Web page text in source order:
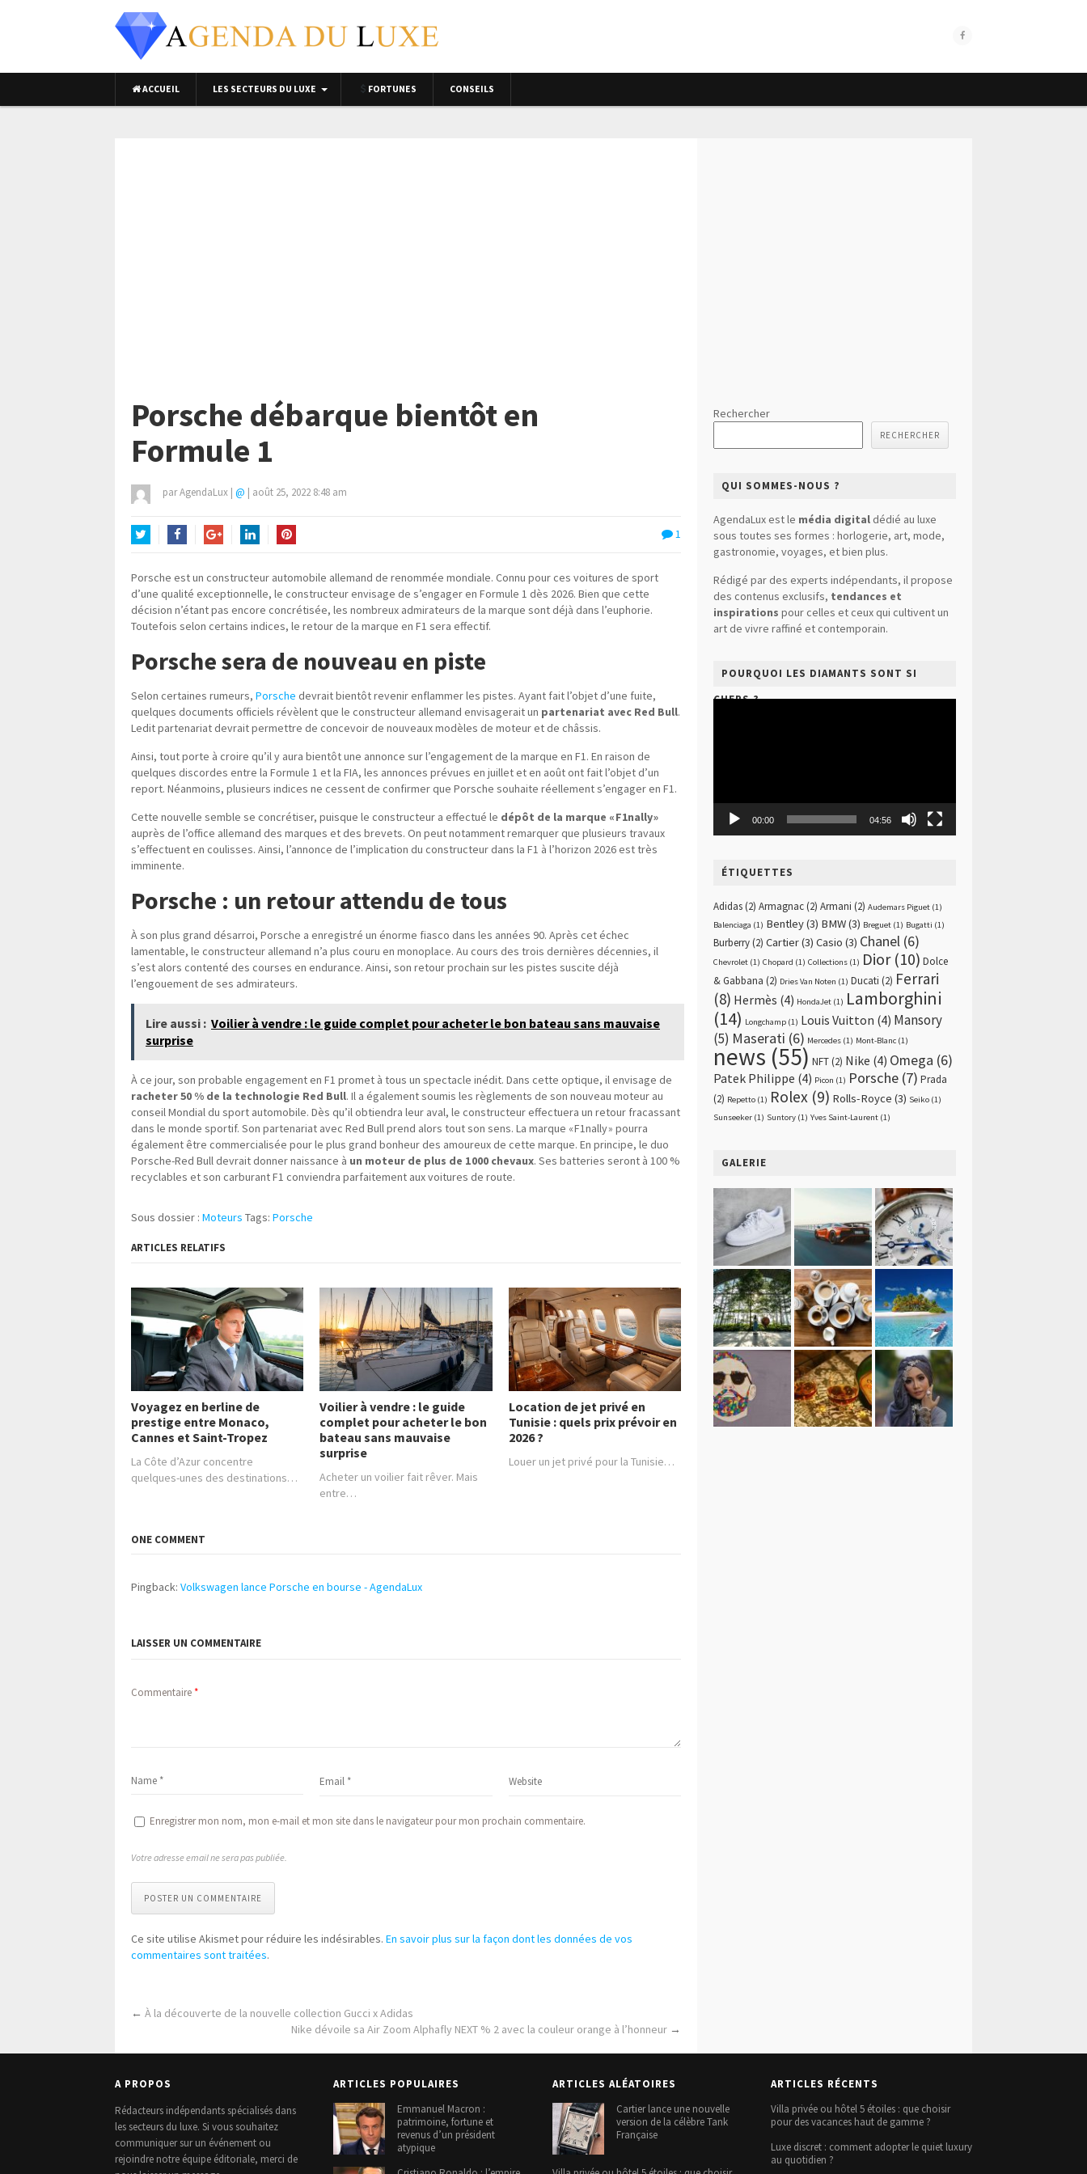
ACCUEIL LES SECTEURS DU LUXE FORTUNES CONSEILS
Porsche débarque bientôt en
Formule 1
parAgendaLux | @ | août 25, 2022 8:48 am
1
Porsche est un constructeur automobile allemand de renommée mondiale. Connu pour ces voitures de sport
d’une qualité exceptionnelle, le constructeur envisage de s’engager en Formule 1 dès 2026. Bien que cette
décision n’étant pas encore concrétisée, les nombreux admirateurs de la marque sont déjà dans l’euphorie.
Toutefois selon certains indices, le retour de la marque en F1 sera effectif.
Porsche sera de nouveau en piste
Selon certaines rumeurs, Porsche devrait bientôt revenir enflammer les pistes. Ayant fait l’objet d’une fuite,
quelques documents officiels révèlent que le constructeur allemand envisagerait un partenariat avec Red Bull.
Ledit partenariat devrait permettre de concevoir de nouveaux modèles de moteur et de châssis.
Ainsi, tout porte à croire qu’il y aura bientôt une annonce sur l’engagement de la marque en F1. En raison de
quelques discordes entre la Formule 1 et la FIA, les annonces prévues en juillet et en août ont fait l’objet d’un
report. Néanmoins, plusieurs indices ne cessent de confirmer que Porsche souhaite réellement s’engager en F1.
Cette nouvelle semble se concrétiser, puisque le constructeur a effectué le dépôt de la marque « F1nally »
auprès de l’office allemand des marques et des brevets. On peut notamment remarquer que plusieurs travaux
s’effectuent en coulisses. Ainsi, l’annonce de l’implication du constructeur dans la F1 à l’horizon 2026 est très
imminente.
Porsche : un retour attendu de tous
À son plus grand désarroi, Porsche a enregistré un énorme fiasco dans les années 90. Après cet échec
lamentable, le constructeur allemand n’a plus couru en monoplace. Au cours des trois dernières décennies, il
s’est alors contenté des courses en endurance. Ainsi, son retour prochain sur les pistes suscite déjà
l’engouement de ses admirateurs.
Lire aussi : Voilier à vendre : le guide complet pour acheter le bon bateau sans mauvaise
surprise
À ce jour, son probable engagement en F1 promet à tous un spectacle inédit. Dans cette optique, il envisage de
racheter 50 % de la technologie Red Bull. Il a également soumis les règlements de son nouveau moteur au
conseil Mondial du sport automobile. Dès qu’il obtiendra leur aval, le constructeur effectuera un retour fracassant
dans le monde sportif. Son partenariat avec Red Bull prend alors tout son sens. La marque « F1nally » pourra
également être commercialisée pour le plus grand bonheur des amoureux de cette marque. En principe, le duo
Porsche-Red Bull devrait donner naissance à un moteur de plus de 1 000 chevaux. Ses batteries seront à 100 %
recyclables et son carburant F1 conviendra parfaitement aux voitures de route.
Sous dossier : Moteurs Tags: Porsche
ARTICLES RELATIFS
Voyagez en berline de
prestige entre Monaco,
Cannes et Saint-Tropez
La Côte d’Azur concentre
quelques-unes des destinations…
Voilier à vendre : le guide
complet pour acheter le bon
bateau sans mauvaise
surprise
Acheter un voilier fait rêver. Mais
entre…
Location de jet privé en
Tunisie : quels prix prévoir en
2026 ?
Louer un jet privé pour la Tunisie…
ONE COMMENT
Pingback: Volkswagen lance Porsche en bourse - AgendaLux
LAISSER UN COMMENTAIRE
Commentaire*
Enregistrer mon nom, mon e-mail et mon site dans le navigateur pour mon prochain commentaire.
Votre adresse email ne sera pas publiée.
POSTER UN COMMENTAIRE
Ce site utilise Akismet pour réduire les indésirables. En savoir plus sur la façon dont les données de vos
commentaires sont traitées.
← À la découverte de la nouvelle collection Gucci x Adidas
Nike dévoile sa Air Zoom Alphafly NEXT % 2 avec la couleur orange à l’honneur →
Rechercher
RECHERCHER
QUI SOMMES-NOUS ?
AgendaLux est le média digital dédié au luxe
sous toutes ses formes : horlogerie, art, mode,
gastronomie, voyages, et bien plus.
Rédigé par des experts indépendants, il propose
des contenus exclusifs, tendances et
inspirations pour celles et ceux qui cultivent un
art de vivre raffiné et contemporain.
POURQUOI LES DIAMANTS SONT SI
CHERS ?
00:00 04:56
ÉTIQUETTES
Adidas(2) Armagnac(2) Armani (2) Audemars Piguet (1)
Balenciaga (1) Bentley(3) BMW(3) Breguet (1) Bugatti (1)
Burberry(2) Cartier(3) Casio (3) Chanel (6)
Chevrolet (1) Chopard (1) Collections (1) Dior(10) Dolce
& Gabbana (2) Dries Van Noten (1) Ducati (2) Ferrari
(8) Hermès (4) HondaJet (1) Lamborghini
(14) Longchamp (1) Louis Vuitton (4) Mansory
(5) Maserati (6) Mercedes (1) Mont-Blanc (1)
news (55) NFT(2) Nike (4) Omega (6)
Patek Philippe (4) Picon (1) Porsche (7) Prada
(2) Repetto (1) Rolex (9) Rolls-Royce (3) Seiko (1)
Sunseeker (1) Suntory (1) Yves Saint-Laurent (1)
GALERIE
A PROPOS
Rédacteurs indépendants spécialisés dans
les secteurs du luxe. Si vous souhaitez
communiquer sur un événement ou
rejoindre notre équipe éditoriale, merci de
ARTICLES POPULAIRES
Emmanuel Macron :
patrimoine, fortune et
revenus d’un président
atypique
ARTICLES ALÉATOIRES
Cartier lance une nouvelle
version de la célèbre Tank
Française
ARTICLES RÉCENTS
Villa privée ou hôtel 5 étoiles : que choisir
pour des vacances haut de gamme ?
Luxe discret : comment adopter le quiet luxury
au quotidien ?